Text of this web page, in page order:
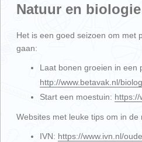
Natuur en biologie
Het is een goed seizoen om met
gaan:
Laat bonen groeien in een
http://www.betavak.nl/
Start een moestuin: https://
Websites met leuke tips om in
IVN: https://www.ivn.nl/